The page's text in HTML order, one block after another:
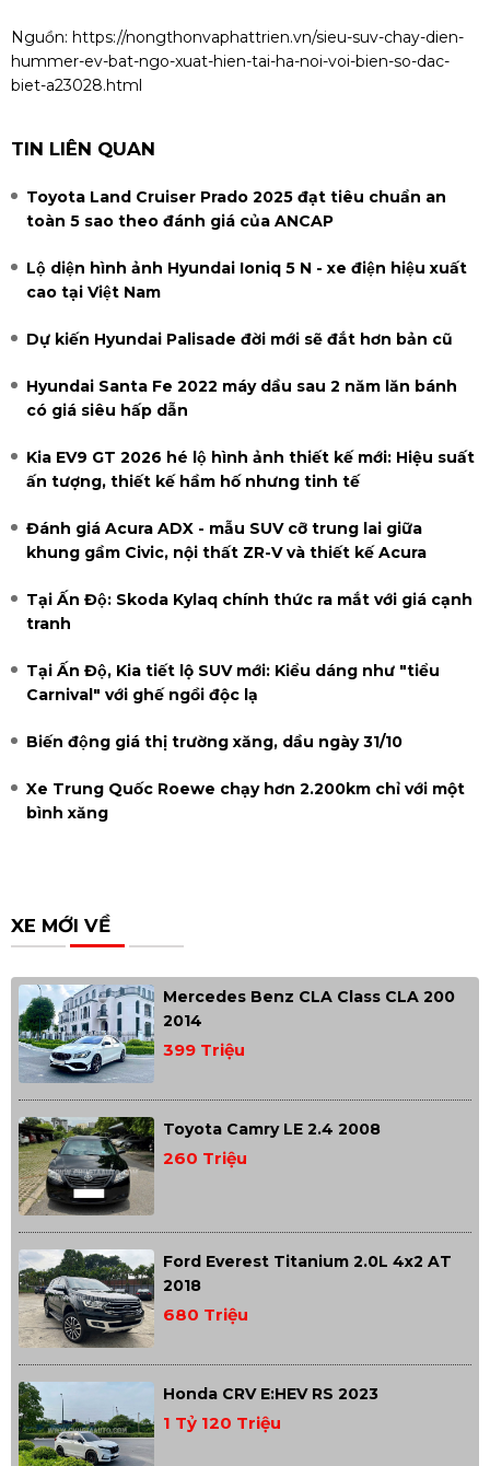
Nguồn: https://nongthonvaphattrien.vn/sieu-suv-chay-dien-
hummer-ev-bat-ngo-xuat-hien-tai-ha-noi-voi-bien-so-dac-
biet-a23028.html
TIN LIÊN QUAN
Toyota Land Cruiser Prado 2025 đạt tiêu chuẩn an
toàn 5 sao theo đánh giá của ANCAP
Lộ diện hình ảnh Hyundai Ioniq 5 N - xe điện hiệu xuất
cao tại Việt Nam
Dự kiến Hyundai Palisade đời mới sẽ đắt hơn bản cũ
Hyundai Santa Fe 2022 máy dầu sau 2 năm lăn bánh
có giá siêu hấp dẫn
Kia EV9 GT 2026 hé lộ hình ảnh thiết kế mới: Hiệu suất
ấn tượng, thiết kế hầm hố nhưng tinh tế
Đánh giá Acura ADX - mẫu SUV cỡ trung lai giữa
khung gầm Civic, nội thất ZR-V và thiết kế Acura
Tại Ấn Độ: Skoda Kylaq chính thức ra mắt với giá cạnh
tranh
Tại Ấn Độ, Kia tiết lộ SUV mới: Kiểu dáng như "tiểu
Carnival" với ghế ngồi độc lạ
Biến động giá thị trường xăng, dầu ngày 31/10
Xe Trung Quốc Roewe chạy hơn 2.200km chỉ với một
bình xăng
XE MỚI VỀ
Mercedes Benz CLA Class CLA 200
2014
399 Triệu
Toyota Camry LE 2.4 2008
260 Triệu
Ford Everest Titanium 2.0L 4x2 AT
2018
680 Triệu
Honda CRV E:HEV RS 2023
1 Tỷ 120 Triệu